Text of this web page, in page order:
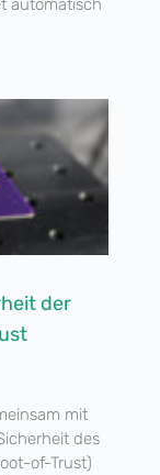
automatisch
der
mit
des
of-Trust)